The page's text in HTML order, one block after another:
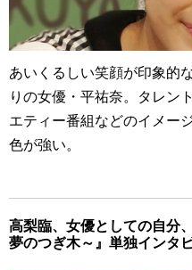
あいくるしい笑顔が印象的
りの女優・平祐奈。タレン
エティー番組などのイメー
色が強い。
高梨臨、女優としての自分
夢のつぎ木～』単独インタ